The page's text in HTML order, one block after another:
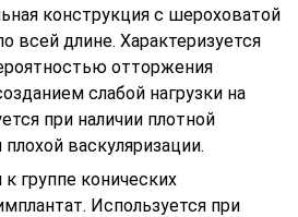
конструкция с шероховатой
всей длине. Характеризуется
отторжения
слабой нагрузки на
при наличии плотной
васкуляризации.
группе конических
Используется при